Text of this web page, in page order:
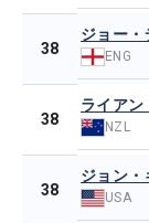
38
ジョー・
ENG
38
ライアン
NZL
38
ジョン
USA